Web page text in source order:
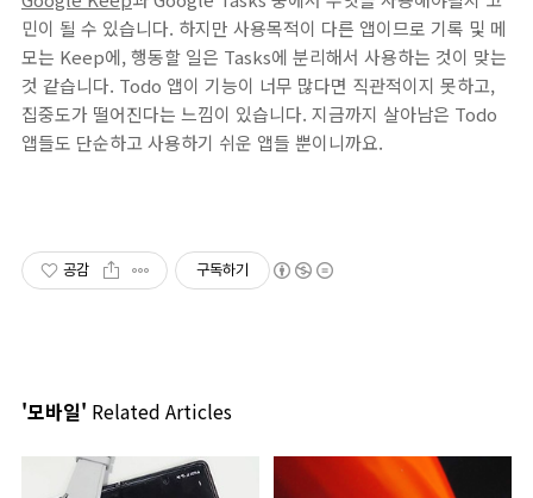
민이 될 수 있습니다. 하지만 사용목적이 다른 앱이므로 기록 및 메
모는 Keep에, 행동할 일은 Tasks에 분리해서 사용하는 것이 맞는
것 같습니다. Todo 앱이 기능이 너무 많다면 직관적이지 못하고,
집중도가 떨어진다는 느낌이 있습니다. 지금까지 살아남은 Todo
앱들도 단순하고 사용하기 쉬운 앱들 뿐이니까요.
공감 구독하기
'모바일' Related Articles